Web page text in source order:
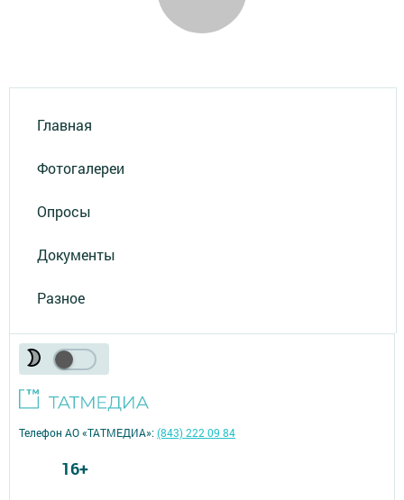
Главная
Фотогалереи
Опросы
Документы
Разное
Телефон АО «ТАТМЕДИА»:(843) 222 09 84
16+